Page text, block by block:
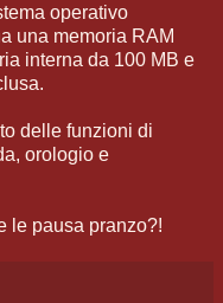
operativo
una memoria RAM
interna da 100 MB e
delle funzioni di
orologio e
le pausa pranzo?!